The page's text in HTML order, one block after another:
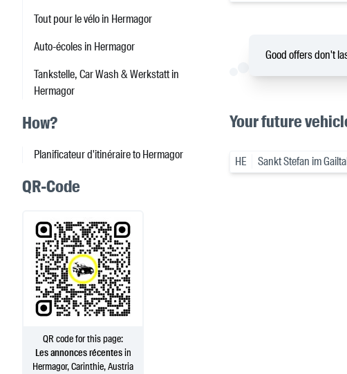
Tout pour le vélo in Hermagor
Auto-écoles in Hermagor
Tankstelle, Car Wash & Werkstatt in
Hermagor
How?
Planificateur d'itinéraire to Hermagor
QR-Code
QR code for this page:
Les annonces récentesin
Hermagor, Carinthie, Austria
Good offers don't
Your future
HE Sankt Stefan im